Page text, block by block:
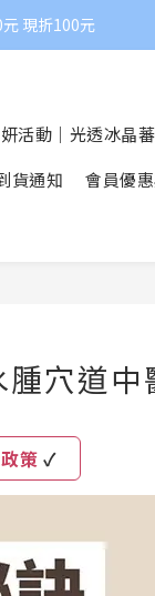
現折100元
活動｜光透冰晶
貨通知 會員優
穴道中
策 ✓